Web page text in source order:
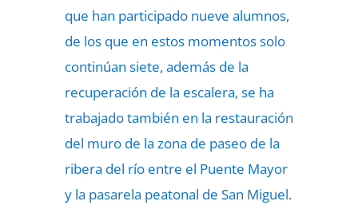
que han participado nueve alumnos,
de los que en estos momentos solo
continúan siete, además de la
recuperación de la escalera, se ha
trabajado también en la restauración
del muro de la zona de paseo de la
ribera del río entre el Puente Mayor
y la pasarela peatonal de San Miguel.